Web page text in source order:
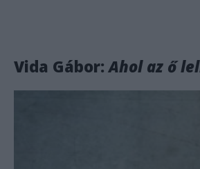
Vida Gábor:Ahol az ő